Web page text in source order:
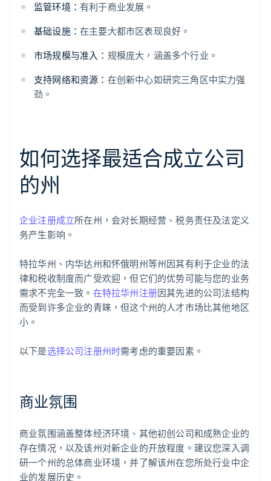
监管环境： 有利于商业发展。
基础设施： 在主要大都市区表现良好。
市场规模与准入： 规模庞大，涵盖多个行业。
支持网络和资源： 在创新中心如研究三角区中实力强
劲。
如何选择最适合成立公司
的州
企业注册成立所在州，会对长期经营、税务责任及法定义
务产生影响。
特拉华州、内华达州和怀俄明州等州因其有利于企业的法
律和税收制度而广受欢迎，但它们的优势可能与您的业务
需求不完全一致。 在特拉华州注册因其先进的公司法结构
而受到许多企业的青睐，但这个州的人才市场比其他地区
小。
以下是选择公司注册州时需考虑的重要因素。
商业氛围
商业氛围涵盖整体经济环境、其他初创公司和成熟企业的
存在情况，以及该州对新企业的开放程度。建议您深入调
研一个州的总体商业环境，并了解该州在您所处行业中企
业的发展历史。